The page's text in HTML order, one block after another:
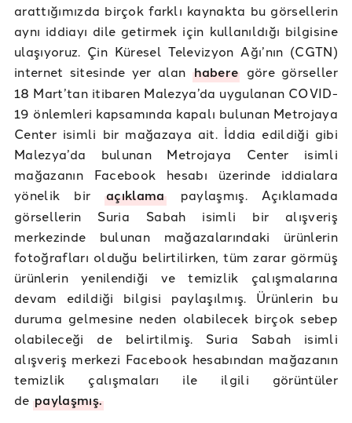
arattığımızda birçok farklı kaynakta bu görsellerin
aynı iddiayı dile getirmek için kullanıldığı bilgisine
ulaşıyoruz. Çin Küresel Televizyon Ağı’nın (CGTN)
internet sitesinde yer alan habere göre görseller
18 Mart’tan itibaren Malezya’da uygulanan COVID-
19 önlemleri kapsamında kapalı bulunan Metrojaya
Center isimli bir mağazaya ait. İddia edildiği gibi
Malezya’da bulunan Metrojaya Center isimli
mağazanın Facebook hesabı üzerinde iddialara
yönelik biraçıklamapaylaşmış. Açıklamada
görsellerin Suria Sabah isimli bir alışveriş
merkezinde bulunan mağazalarındaki ürünlerin
fotoğrafları olduğu belirtilirken, tüm zarar görmüş
ürünlerin yenilendiği ve temizlik çalışmalarına
devam edildiği bilgisi paylaşılmış. Ürünlerin bu
duruma gelmesine neden olabilecek birçok sebep
olabileceği de belirtilmiş. Suria Sabah isimli
alışveriş merkezi Facebook hesabından mağazanın
temizlik çalışmaları ile ilgili görüntüler
de paylaşmış.